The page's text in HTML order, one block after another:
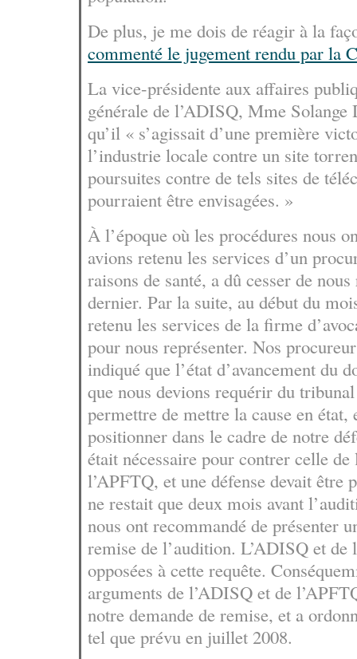
De plus, je me dois de réagir à la
commenté le jugement rendu par la
La vice-présidente aux affaires
générale de l’ADISQ, Mme
qu’il « s’agissait d’une première
l’industrie locale contre un site
poursuites contre de tels sites de
pourraient être envisagées. »
À l’époque où les procédures nous
avions retenu les services d’un
raisons de santé, a dû cesser de
dernier. Par la suite, au début du
retenu les services de la firme
pour nous représenter. Nos
indiqué que l’état d’avancement du
que nous devions requérir du
permettre de mettre la cause en état,
positionner dans le cadre de notre
était nécessaire pour contrer celle
l’APFTQ, et une défense devait être
ne restait que deux mois avant
nous ont recommandé de présenter
remise de l’audition. L’ADISQ et de
opposées à cette requête.
arguments de l’ADISQ et de
notre demande de remise, et a
tel que prévu en juillet 2008.